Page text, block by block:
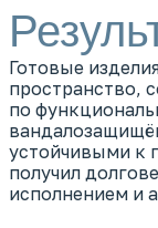
Готовые
пространство,
по
устойчивыми к
получил
исполнением и